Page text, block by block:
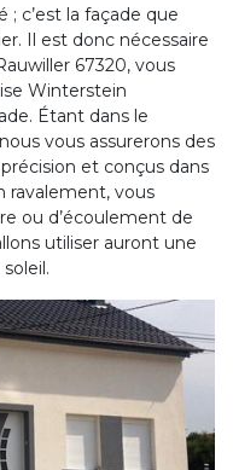
; c’est la façade que
Il est donc nécessaire
67320, vous
Winterstein
Étant dans le
vous assurerons des
et conçus dans
ravalement, vous
ou d’écoulement de
utiliser auront une